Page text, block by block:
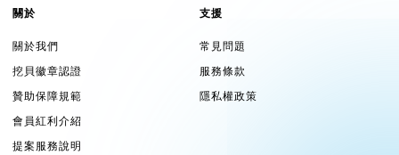
關於
關於我們
挖貝徽章認證
贊助保障規範
會員紅利介紹
提案服務說明
支援
常見問題
服務條款
隱私權政策